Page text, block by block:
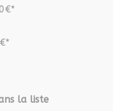
la liste